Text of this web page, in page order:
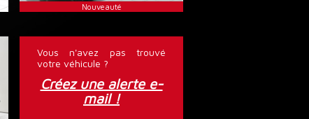
Nouveauté
MG - B Overdrive
Vous n'avez pas trouvé
votre véhicule ?
Créez une alerte e-
mail !